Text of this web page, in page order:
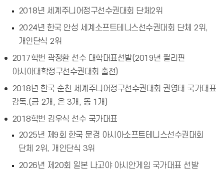
2018년 세계주니어정구선수권대회 단체2위
2024년 한국 안성 세계소프트테니스선수권대회 단체 2위,
개인단식 2위
2017학번 곽정환 선수 대학대표선발(2019년 필리핀
아시아대학정구선수권대회 출전)
2018년 한국 순천 세계주니어정구선수권대회 권영태 국가대표
감독.(금 2개, 은 3개, 동 1개)
2018학번 김우식 선수 국가대표
2025년 제9회 한국 문경 아시아소프트테니스선수권대회
단체 2위, 개인단식 3위
2026년 제20회 일본 나고야 아시안게임 국가대표 선발